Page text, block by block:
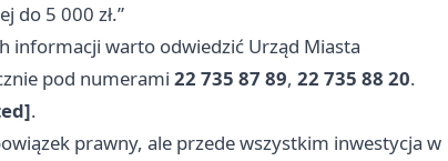
do 5 000 zł.”
informacji warto odwiedzić Urząd Miasta
pod numerami 22 735 87 89, 22 735 88 20.
.
prawny, ale przede wszystkim inwestycja w